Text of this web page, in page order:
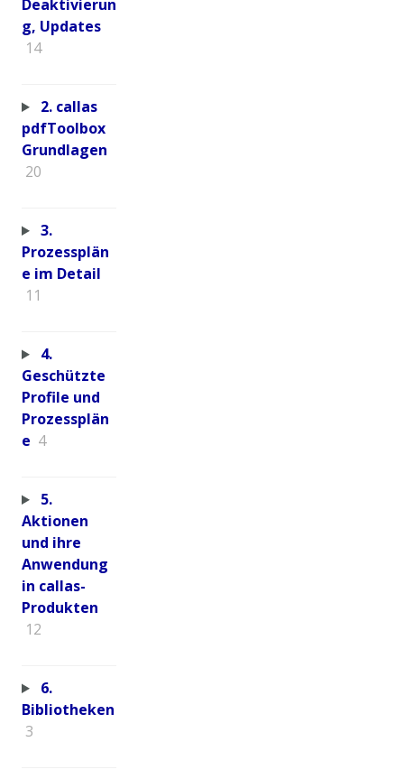
Deaktivierun
g, Updates
14
2. callas
pdfToolbox
Grundlagen
20
3.
Prozessplän
e im Detail
11
4.
Geschützte
Profile und
Prozessplän
e 4
5.
Aktionen
und ihre
Anwendung
in callas-
Produkten
12
6.
Bibliotheken
3